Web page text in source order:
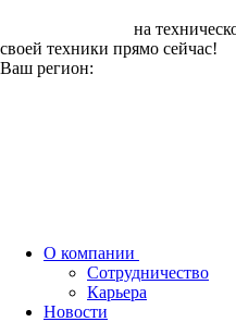
на
своей техники прямо сейчас!
Ваш регион:
О компании
Сотрудничество
Карьера
Новости